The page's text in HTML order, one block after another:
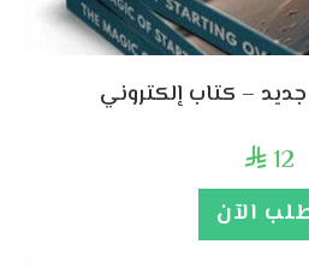
– كتاب إلكتروني
12
الآن